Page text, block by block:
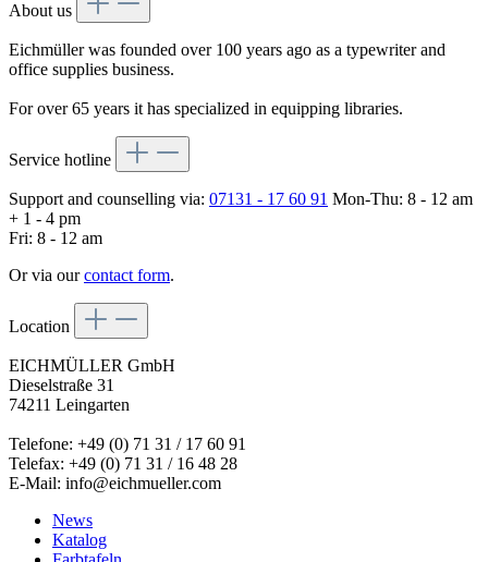
About us
Eichmüller was founded over 100 years ago as a typewriter and
office supplies business.
For over 65 years it has specialized in equipping libraries.
Service hotline
Support and counselling via: 07131 - 17 60 91 Mon-Thu: 8 - 12 am
+ 1 - 4 pm
Fri: 8 - 12 am
Or via ourcontact form.
Location
EICHMÜLLER GmbH
Dieselstraße 31
74211 Leingarten
Telefone: +49 (0) 71 31 / 17 60 91
Telefax: +49 (0) 71 31 / 16 48 28
E-Mail: info@eichmueller.com
News
Katalog